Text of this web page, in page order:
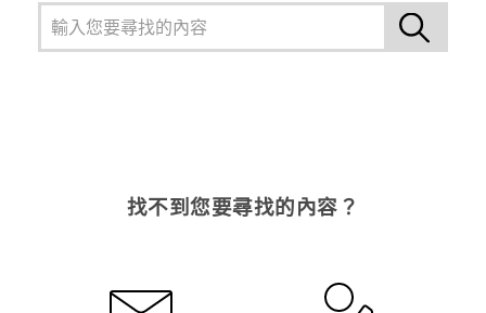
找不到您要尋找的內容？